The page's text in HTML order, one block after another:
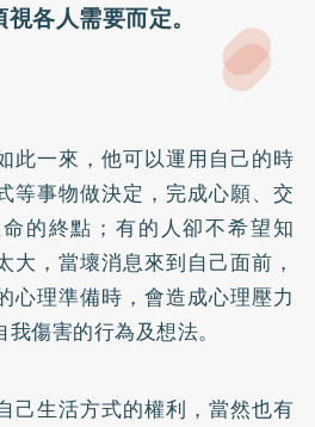
各人需要而定。
此一來，他可以運用自己的時
等事物做決定，完成心願、交
的終點；有的人卻不希望知
大，當壞消息來到自己面前，
心理準備時，會造成心理壓力
傷害的行為及想法。
己生活方式的權利，當然也有